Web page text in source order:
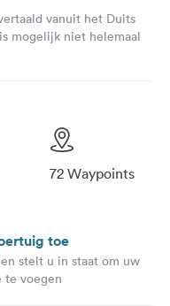
vanuit het Duits
mogelijk niet helemaal
72 Waypoints
toe
stelt u in staat om uw
te voegen